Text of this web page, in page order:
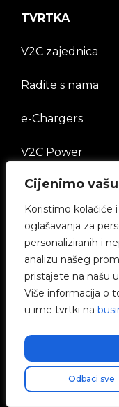
Cijenimo
Koristimo kolačiće
oglašavanja za
personaliziranih i
analizu našeg
pristajete na našu
Više informacija o
u ime tvrtki na
Odbaci sve
TVRTKA
V2C zajednica
Radite s nama
e-Chargers
V2C Power
V2C Cloud
Blog
PRAVNI OKVIR
Politika
Politika kolačića